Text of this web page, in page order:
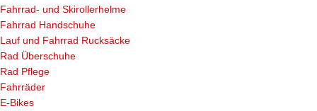
Fahrrad- und Skirollerhelme
Fahrrad Handschuhe
Lauf und Fahrrad Rucksäcke
Rad Überschuhe
Rad Pflege
Fahrräder
E-Bikes